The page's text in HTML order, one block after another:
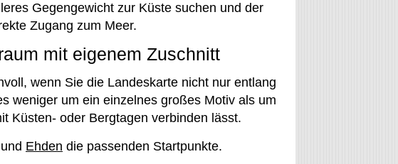
Gegengewicht zur Küste suchen und der
Zugang zum Meer.
mit eigenem Zuschnitt
wenn Sie die Landeskarte nicht nur entlang
weniger um ein einzelnes großes Motiv als um
Küsten- oder Bergtagen verbinden lässt.
und Ehden die passenden Startpunkte.